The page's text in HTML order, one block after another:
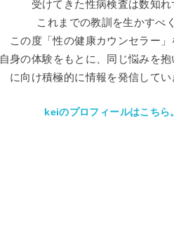
受けてきた性病検査は数知れ
これまでの教訓を生かすべく
この度「性の健康カウンセラー」
自身の体験をもとに、同じ悩みを
に向け積極的に情報を発信してい
keiのプロフィールはこちら。